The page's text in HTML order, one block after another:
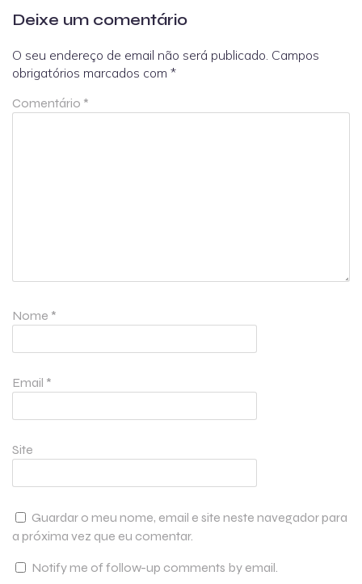
Deixe um comentário
O seu endereço de email não será publicado. Campos
obrigatórios marcados com *
Comentário *
Nome *
Email *
Site
Guardar o meu nome, email e site neste navegador para
a próxima vez que eu comentar.
Notify me of follow-up comments by email.